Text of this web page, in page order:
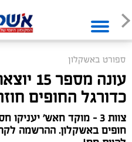
ספורט באשקלון
עונה
כדורגל החופים
צוות 3 - מוקד חאש׳